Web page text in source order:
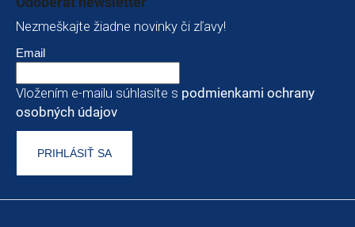
Nezmeškajte žiadne novinky či zľavy!
Email
Vložením e-mailu súhlasíte s podmienkami ochrany
osobných údajov
PRIHLÁSIŤ SA